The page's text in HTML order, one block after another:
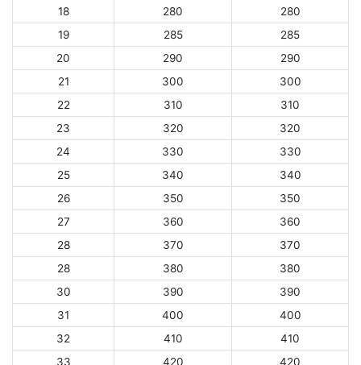
18 280
280
19
285
285
20
290
290
21
300
300
22
310
310
23
320
320
24
330
330
25
340
340
26
350
350
27
360
360
28
370
370
28
380
380
30
390
390
31
400
400
32
410
410
33
420
420